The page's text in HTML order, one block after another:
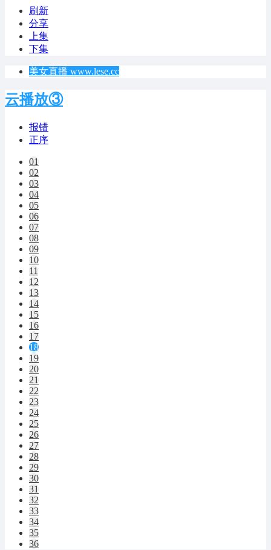
刷新
分享
上集
下集
美女直播 www.lese.cc
云播放③
报错
正序
01
02
03
04
05
06
07
08
09
10
11
12
13
14
15
16
17
18
19
20
21
22
23
24
25
26
27
28
29
30
31
32
33
34
35
36